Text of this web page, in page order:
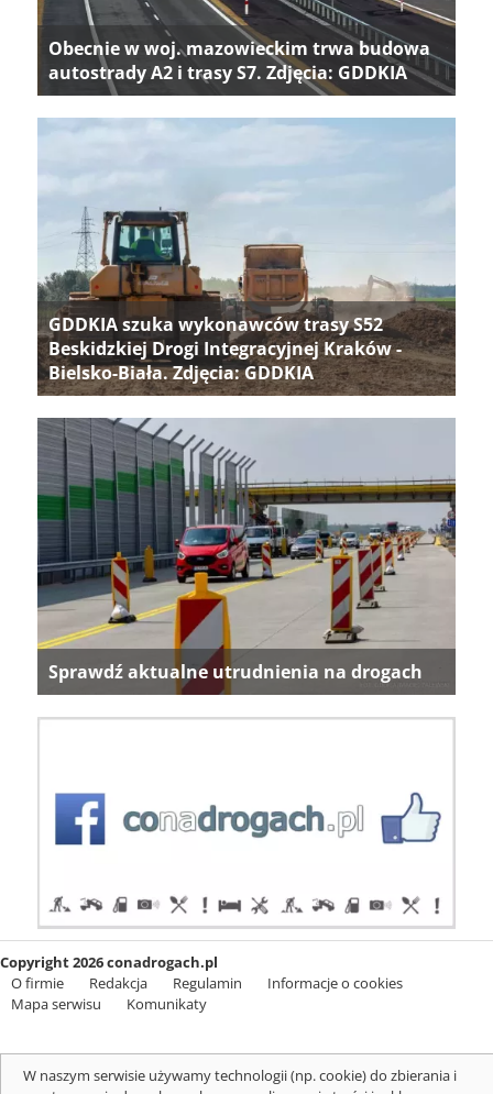
Obecnie w woj. mazowieckim trwa budowa
autostrady A2 i trasy S7. Zdjęcia: GDDKIA
GDDKIA szuka wykonawców trasy S52
Beskidzkiej Drogi Integracyjnej Kraków -
Bielsko-Biała. Zdjęcia: GDDKIA
Sprawdź aktualne utrudnienia na drogach
Copyright 2026 conadrogach.pl
O firmie
Redakcja Regulamin
Informacje o cookies
Mapa serwisu
Komunikaty
W naszym serwisie używamy technologii (np. cookie) do zbierania i